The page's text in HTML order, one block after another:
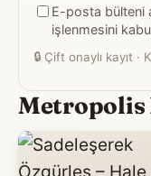
adresiniz
E-posta bülteni
işlenmesini
🔒 Çift onaylı kayıt ·
Metropolis